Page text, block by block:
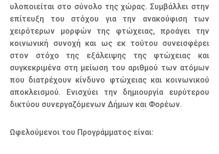
υλοποιείται στο σύνολο της χώρας. Συμβάλλει στην
επίτευξη του στόχου για την ανακούφιση των
χειρότερων μορφών της φτώχειας, προάγει την
κοινωνική συνοχή και ως εκ τούτου συνεισφέρει
στον στόχο της εξάλειψης της φτώχειας και
συγκεκριμένα στη μείωση του αριθμού των ατόμων
που διατρέχουν κίνδυνο φτώχειας και κοινωνικού
αποκλεισμού. Ενισχύει την δημιουργία ευρύτερου
δικτύου συνεργαζόμενων Δήμων και Φορέων.
Ωφελούμενοι του Προγράμματος είναι: